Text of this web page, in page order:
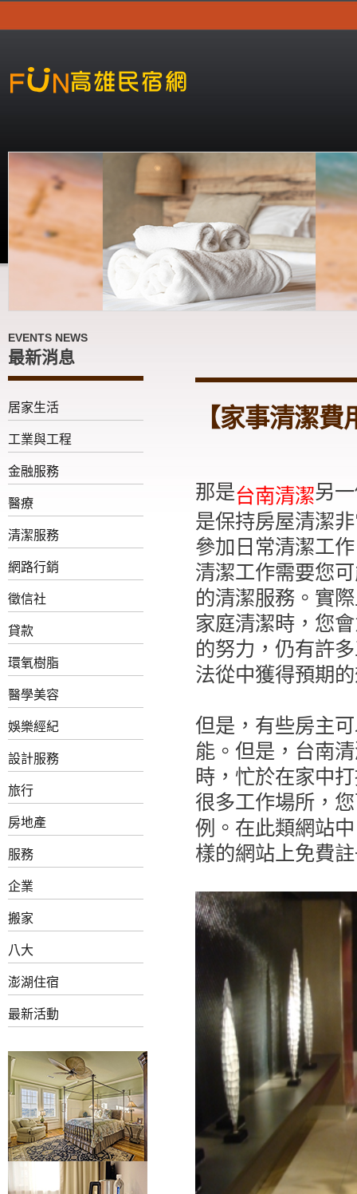
EVENTS NEWS
最新消息
居家生活
工業與工程
金融服務
醫療
清潔服務
網路行銷
徵信社
貸款
環氧樹脂
醫學美容
娛樂經紀
設計服務
旅行
房地產
服務
企業
搬家
八大
澎湖住宿
最新活動
【家事清潔
那是台南清潔另
是保持房屋清潔
參加日常清潔工
清潔工作​​需要您
的清潔服務。實
家庭清潔時，您
的努力，仍有許
法從中獲得預期
但是，有些房主
能。但是，台南
時，忙於在家中
很多工作場所，
例。在此類網站
樣的網站上免費